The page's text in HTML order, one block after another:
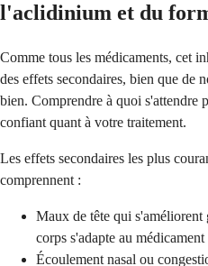
l'aclidinium et du
Comme tous les médicaments, cet
des effets secondaires, bien que de
bien. Comprendre à quoi s'attendre
confiant quant à votre traitement.
Les effets secondaires les plus
comprennent :
Maux de tête qui s'améliorent
corps s'adapte au médicament
Écoulement nasal ou